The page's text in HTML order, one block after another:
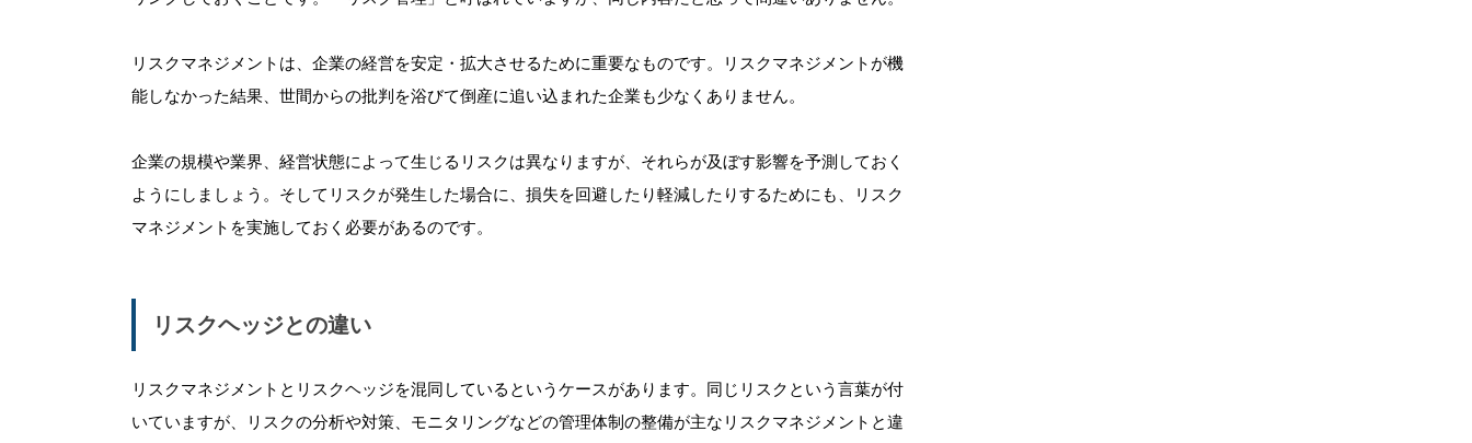
リスクマネジメントは、企業の経営を安定・拡大させるために重要なものです。リスクマネジメントが機
能しなかった結果、世間からの批判を浴びて倒産に追い込まれた企業も少なくありません。
企業の規模や業界、経営状態によって生じるリスクは異なりますが、それらが及ぼす影響を予測しておく
ようにしましょう。そしてリスクが発生した場合に、損失を回避したり軽減したりするためにも、リスク
マネジメントを実施しておく必要があるのです。
リスクヘッジとの違い
リスクマネジメントとリスクヘッジを混同しているというケースがあります。同じリスクという言葉が付
いていますが、リスクの分析や対策、モニタリングなどの管理体制の整備が主なリスクマネジメントと違